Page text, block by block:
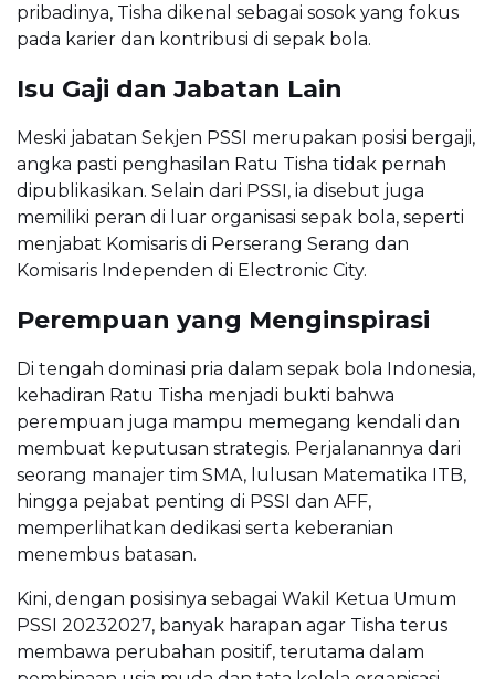
pribadinya, Tisha dikenal sebagai sosok yang fokus
pada karier dan kontribusi di sepak bola.
Isu Gaji dan Jabatan Lain
Meski jabatan Sekjen PSSI merupakan posisi bergaji,
angka pasti penghasilan Ratu Tisha tidak pernah
dipublikasikan. Selain dari PSSI, ia disebut juga
memiliki peran di luar organisasi sepak bola, seperti
menjabat Komisaris di Perserang Serang dan
Komisaris Independen di Electronic City.
Perempuan yang Menginspirasi
Di tengah dominasi pria dalam sepak bola Indonesia,
kehadiran Ratu Tisha menjadi bukti bahwa
perempuan juga mampu memegang kendali dan
membuat keputusan strategis. Perjalanannya dari
seorang manajer tim SMA, lulusan Matematika ITB,
hingga pejabat penting di PSSI dan AFF,
memperlihatkan dedikasi serta keberanian
menembus batasan.
Kini, dengan posisinya sebagai Wakil Ketua Umum
PSSI 20232027, banyak harapan agar Tisha terus
membawa perubahan positif, terutama dalam